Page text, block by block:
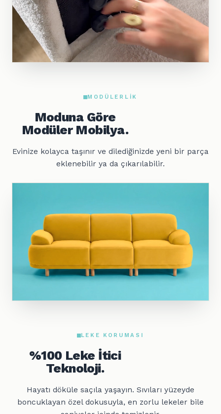
MODÜLERLIK
Moduna Göre
Modüler Mobilya.
Evinize kolayca taşınır ve dilediğinizde yeni bir parça
eklenebilir ya da çıkarılabilir.
LEKE KORUMASI
%100 Leke İtici
Teknoloji.
Hayatı döküle saçıla yaşayın. Sıvıları yüzeyde
boncuklayan özel dokusuyla, en zorlu lekeler bile